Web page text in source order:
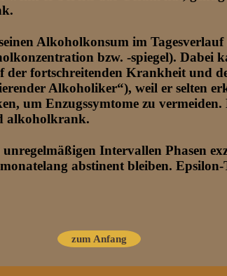
Alkoholkonsum im
bzw. -spiegel). Dabei
der fortschreitenden Krankheit und
Alkoholiker“), weil er selten
um Enzugssymtome zu
alkoholkrank.
Intervallen Phasen
abstinent bleiben.
zum Anfang